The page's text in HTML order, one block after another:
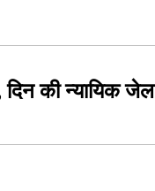
की न्यायिक जेल